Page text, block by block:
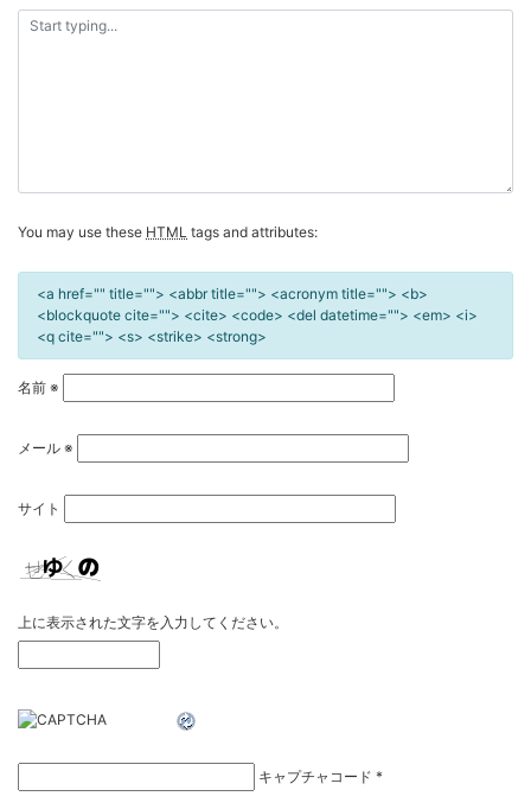
シ
You may use these HTML tags and attributes:
<a href="" title=""> <abbr title=""> <acronym title=""> <b>
<blockquote cite=""> <cite> <code> <del datetime=""> <em> <i>
<q cite=""> <s> <strike> <strong>
名前 ※
メール ※
サイト
上に表示された文字を入力してください。
キャプチャコード *